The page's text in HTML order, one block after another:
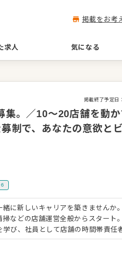
掲載をお考
求人 気になる
掲載終了予定日：
集。／10〜20店舗を動か
制で、あなたの意欲と
6
に新しいキャリアを築きませんか
などの店舗運営全般からスタート
び、社員として店舗の時間帯責任
がる際には筆記や実技でしっかり評